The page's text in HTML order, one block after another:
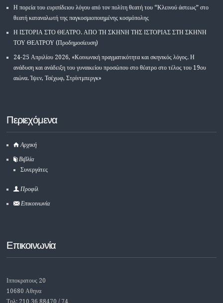
Η πορεία του ευριπίδειου λόγου από τον πολίτη θεατή του “Κλεινού άστεως” στο
θεατή καταναλωτή της παγκοσμιοποιημένης κοσμόπολης
Η ΙΣΤΟΡΙΑ ΣΤΟ ΘΕΑΤΡΟ. ΑΠΟ ΤΗ ΣΚΗΝΗ ΤΗΣ ΙΣΤΟΡΙΑΣ ΣΤΗ ΣΚΗΝΗ
ΤΟΥ ΘΕΑΤΡΟΥ (Προδημοσίευση)
24-25 Απριλίου 2026, «Κοινωνική πραγματικότητα και σκηνικός λόγος. Η
ανάδυση και ανάδειξη του γυναικείου προσώπου στο θέατρο στο τέλος του 19ου
αιώνα. Ίψεν, Τσέχωφ, Στρίντμπεργκ»
Περιεχόμενα
Αρχική
Βιβλία
Συνεργάτες
Προφίλ
Επικοινωνία
Επικοινωνία
Ιπποκρατους 20
10680 Αθηνα
Τηλ: 210 36 88470 / 74